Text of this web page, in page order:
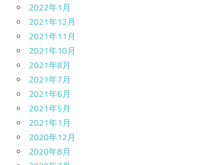
2022年1月
2021年12月
2021年11月
2021年10月
2021年8月
2021年7月
2021年6月
2021年5月
2021年1月
2020年12月
2020年8月